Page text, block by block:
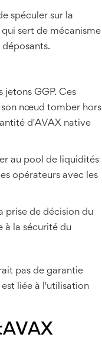
spéculer sur la
qui sert de mécanisme
.
GGP. Ces
son nœud tomber hors
d'AVAX native
au pool de liquidités
opérateurs avec les
prise de décision du
à la sécurité du
pas de garantie
liée à l'utilisation